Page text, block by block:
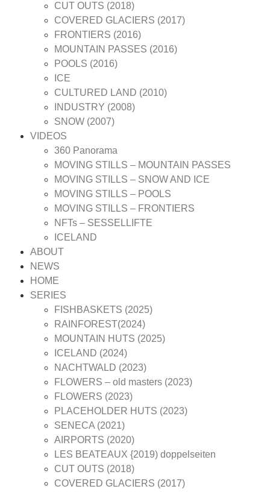
CUT OUTS (2018)
COVERED GLACIERS (2017)
FRONTIERS (2016)
MOUNTAIN PASSES (2016)
POOLS (2016)
ICE
CULTURED LAND (2010)
INDUSTRY (2008)
SNOW (2007)
VIDEOS
360 Panorama
MOVING STILLS – MOUNTAIN PASSES
MOVING STILLS – SNOW AND ICE
MOVING STILLS – POOLS
MOVING STILLS – FRONTIERS
NFTs – SESSELLIFTE
ICELAND
ABOUT
NEWS
HOME
SERIES
FISHBASKETS (2025)
RAINFOREST(2024)
MOUNTAIN HUTS (2025)
ICELAND (2024)
NACHTWALD (2023)
FLOWERS – old masters (2023)
FLOWERS (2023)
PLACEHOLDER HUTS (2023)
SENECA (2021)
AIRPORTS (2020)
LES BEATEAUX {2019) doppelseiten
CUT OUTS (2018)
COVERED GLACIERS (2017)